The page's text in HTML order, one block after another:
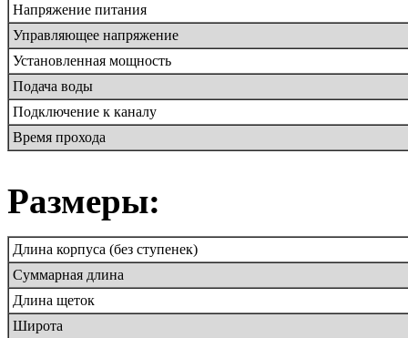
Напряжeние питания
Управляющее напряжение
Установленная мощность
Подача воды
Подключение к каналу
Время прохода
Размеры:
Длина корпуса (без ступенек)
Суммарная длина
Длина щеток
Широта